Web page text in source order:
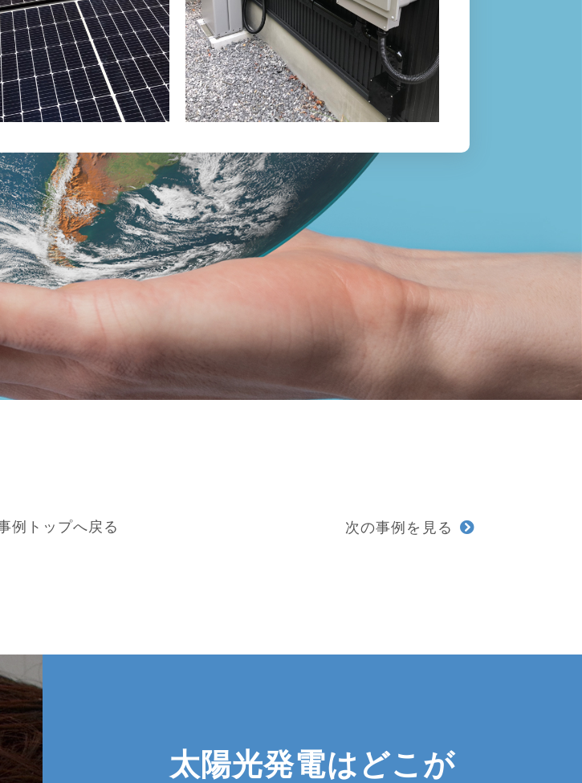
例トップへ戻る 次の事例を見る
太陽光発電は どこが